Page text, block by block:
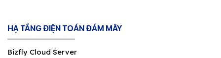
HẠ TẦNG ĐIỆN TOÁN ĐÁM MÂY
Bizfly Cloud Server